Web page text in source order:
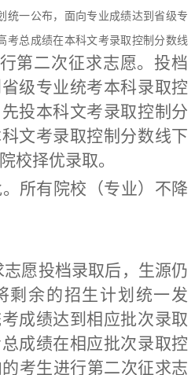
统一公布，面向专业成绩达到省级专
考总成绩在本科文考录取控制分数线
第二次征求志愿。投档
级专业统考本科录取控
投本科文考录取控制分
文考录取控制分数线下
校择优录取。
所有院校（专业）不降
志愿投档录取后，生源仍
剩余的招生计划统一发
成绩达到相应批次录取
成绩在相应批次录取控
考生进行第二次征求志